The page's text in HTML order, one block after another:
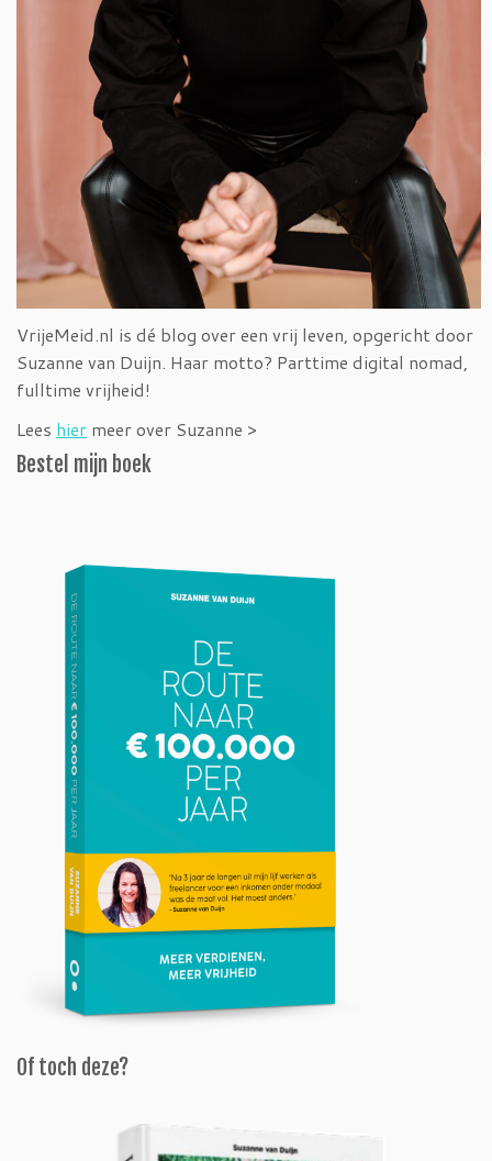
VrijeMeid.nl is dé blog over een vrij leven, opgericht door
Suzanne van Duijn. Haar motto? Parttime digital nomad,
fulltime vrijheid!
Lees hier meer over Suzanne >
Bestel mijn boek
Of toch deze?